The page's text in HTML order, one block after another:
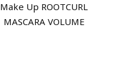
Make Up ROOTCURL
MASCARA VOLUME